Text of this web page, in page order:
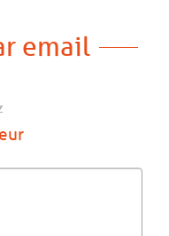
email